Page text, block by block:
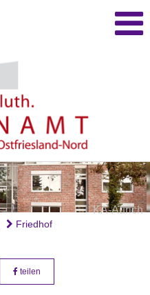
KA-Aurich
Friedhof
teilen